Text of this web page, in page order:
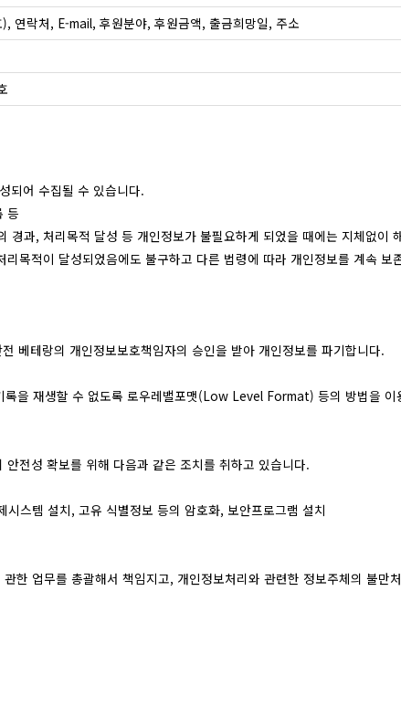
연락처, E-mail, 후원분야, 후원금액, 출금희망일, 주소
되어 수집될 수 있습니다.
등
과, 처리목적 달성 등 개인정보가 불필요하게 되었을 때에는 지체없이
목적이 달성되었음에도 불구하고 다른 법령에 따라 개인정보를 계속
베테랑의 개인정보보호책임자의 승인을 받아 개인정보를 파기합니다.
을 재생할 수 없도록 로우레밸포맷(Low Level Format) 등의 방법을
안전성 확보를 위해 다음과 같은 조치를 취하고 있습니다.
스템 설치, 고유 식별정보 등의 암호화, 보안프로그램 설치
한 업무를 총괄해서 책임지고, 개인정보처리와 관련한 정보주체의 불만